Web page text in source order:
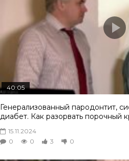
40:05
Генерализованный пародонтит,
диабет. Как разорвать порочный
15.11.2024
0
0 3 0